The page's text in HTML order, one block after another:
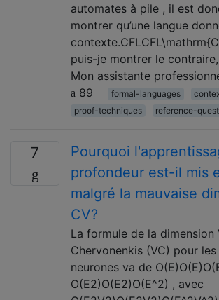
automates à pile , il est
montrer qu’une langue
puis-je montrer le
Mon assistante
89
formal-languages
proof-techniques
reference-
7
Pourquoi
profondeur est-il mis
malgré la mauvaise
CV?
La formule de la dimension
Chervonenkis (VC) pour
neurones va de
O(E2)O(E2)O(E^2) , avec